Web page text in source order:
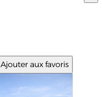
Ajouter aux favoris